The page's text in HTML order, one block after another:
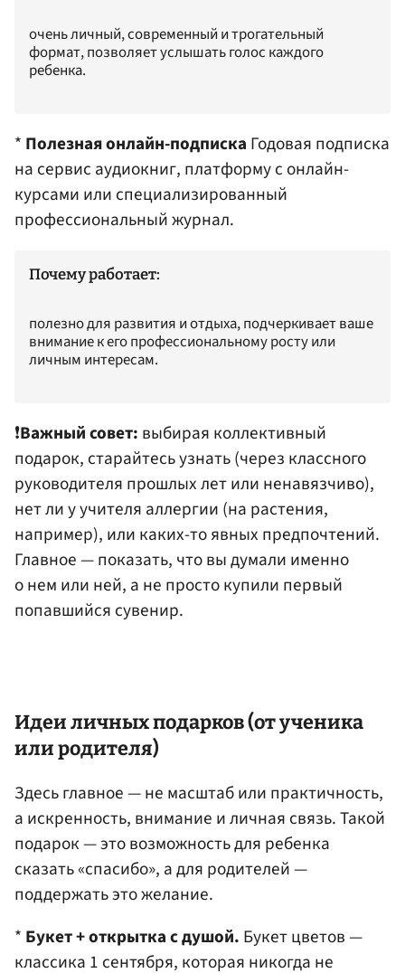
очень личный, современный и трогательный
формат, позволяет услышать голос каждого
ребенка.
* Полезная онлайн-подписка Годовая подписка
на сервис аудиокниг, платформу с онлайн-
курсами или специализированный
профессиональный журнал.
Почему работает:
полезно для развития и отдыха, подчеркивает ваше
внимание к его профессиональному росту или
личным интересам.
❗️Важный совет: выбирая коллективный
подарок, старайтесь узнать (через классного
руководителя прошлых лет или ненавязчиво),
нет ли у учителя аллергии (на растения,
например), или каких-то явных предпочтений.
Главное — показать, что вы думали именно
о нем или ней, а не просто купили первый
попавшийся сувенир.
Идеи личных подарков (от ученика
или родителя)
Здесь главное — не масштаб или практичность,
а искренность, внимание и личная связь. Такой
подарок — это возможность для ребенка
сказать «спасибо», а для родителей —
поддержать это желание.
* Букет + открытка с душой. Букет цветов —
классика 1 сентября, которая никогда не